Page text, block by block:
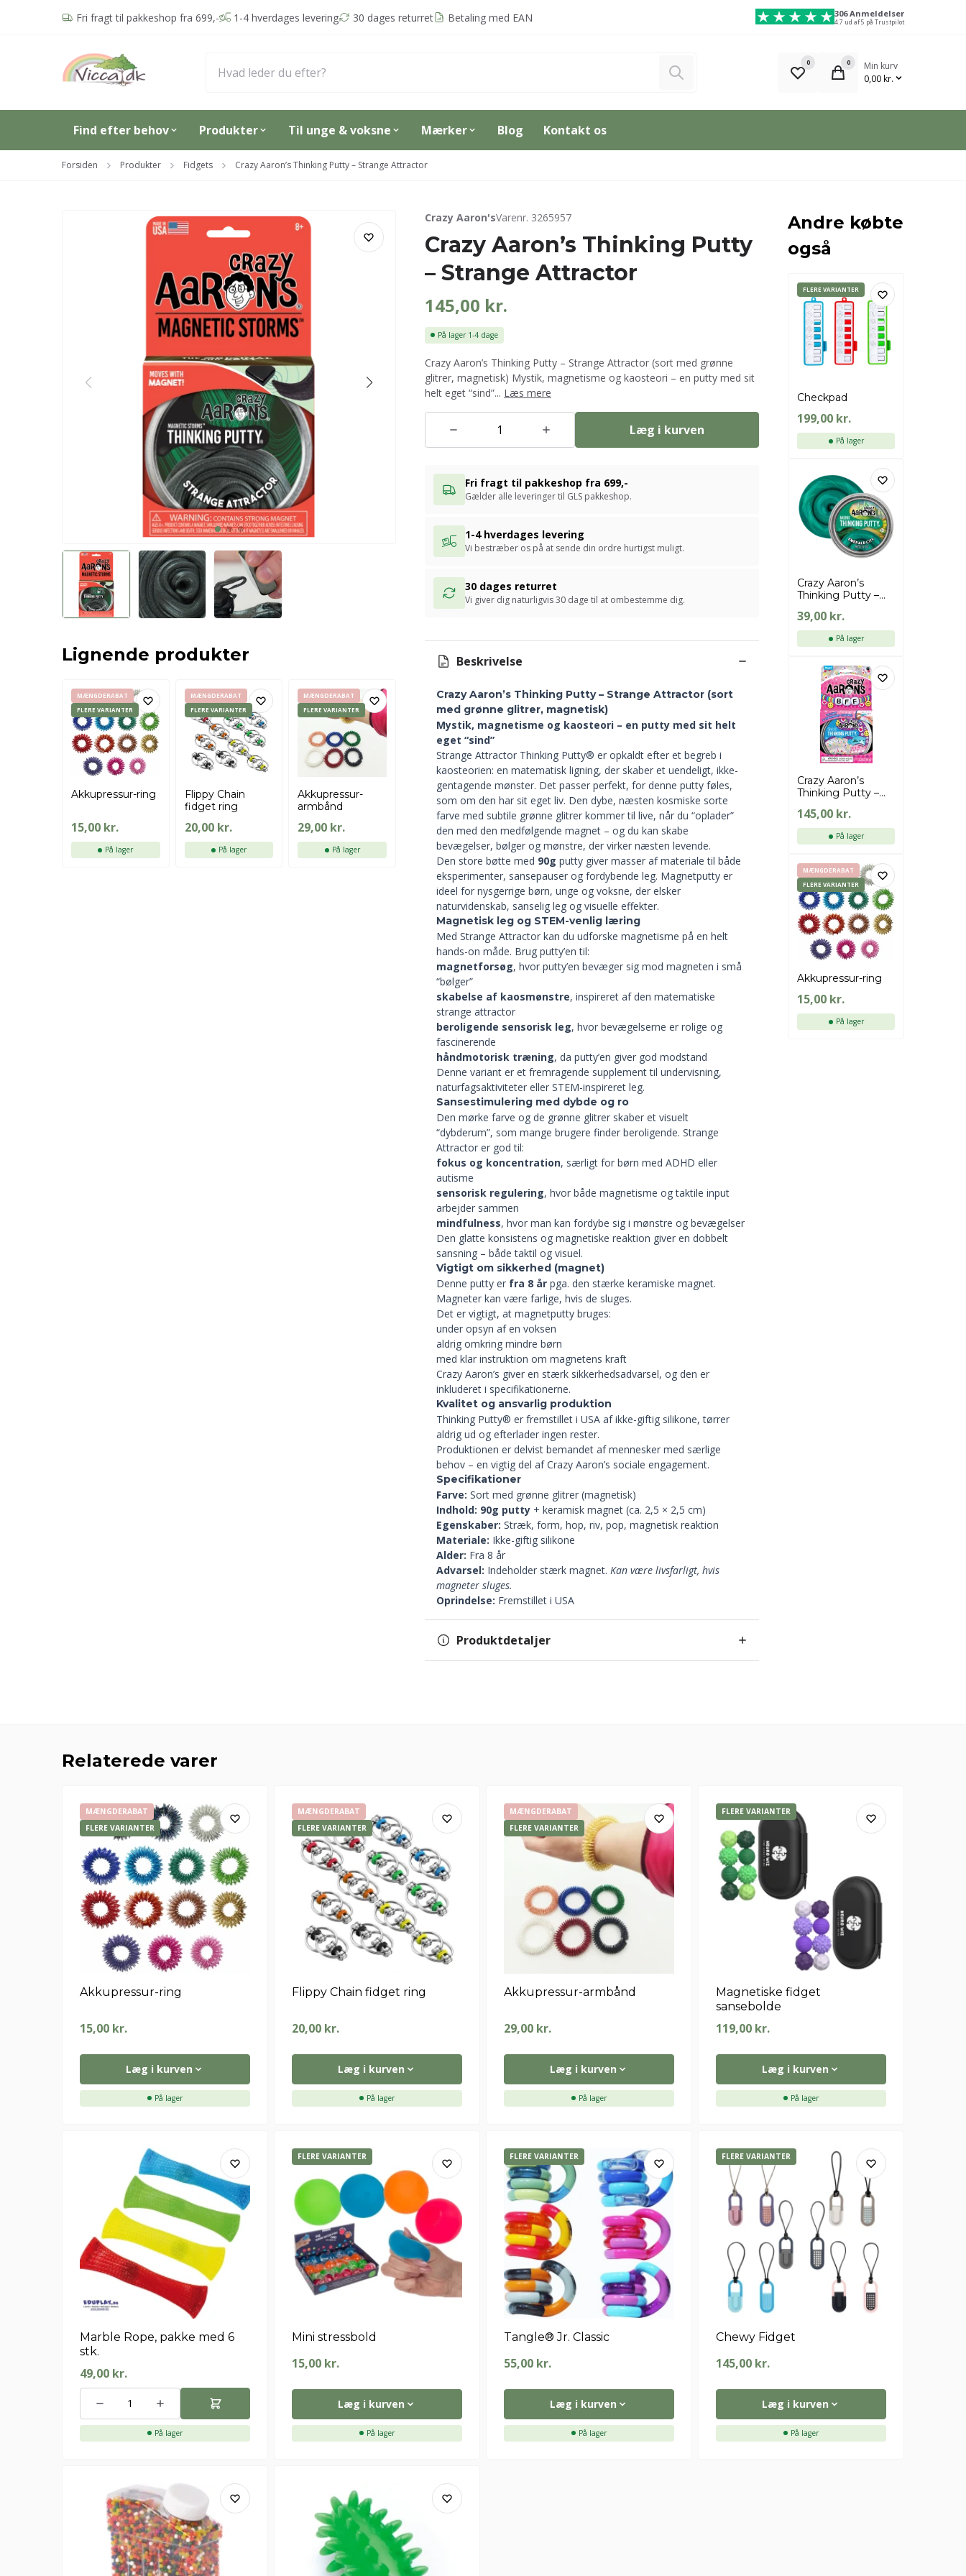
Fri fragt til pakkeshop fra 699,- 1-4 hverdages levering 30 dages returret Betaling med EAN 306 Anmeldelser
4.7 ud af 5 på Trustpilot
Søg
0 0
Min kurv
0,00 kr.
Find efter behov Produkter Til unge & voksne Mærker Blog Kontakt os
Forsiden Produkter Fidgets Crazy Aaron’s Thinking Putty – Strange Attractor
Lignende produkter
MÆNGDERABAT
FLERE VARIANTER
Akkupressur-ring
15,00 kr.
På lager
MÆNGDERABAT
FLERE VARIANTER
Flippy Chain
fidget ring
20,00 kr.
På lager
MÆNGDERABAT
FLERE VARIANTER
Akkupressur-
armbånd
29,00 kr.
På lager
Crazy Aaron'sVarenr. 3265957
Crazy Aaron’s Thinking Putty
– Strange Attractor
145,00 kr.
På lager 1-4 dage
Crazy Aaron’s Thinking Putty – Strange Attractor (sort med grønne
glitrer, magnetisk) Mystik, magnetisme og kaosteori – en putty med sit
helt eget “sind”... Læs mere
Læg i kurven
Fri fragt til pakkeshop fra 699,-
Gælder alle leveringer til GLS pakkeshop.
1-4 hverdages levering
Vi bestræber os på at sende din ordre hurtigst muligt.
30 dages returret
Vi giver dig naturligvis 30 dage til at ombestemme dig.
Beskrivelse
Crazy Aaron’s Thinking Putty – Strange Attractor (sort
med grønne glitrer, magnetisk)
Mystik, magnetisme og kaosteori – en putty med sit helt
eget “sind”
Strange Attractor Thinking Putty® er opkaldt efter et begreb i
kaosteorien: en matematisk ligning, der skaber et uendeligt, ikke-
gentagende mønster. Det passer perfekt, for denne putty føles,
som om den har sit eget liv. Den dybe, næsten kosmiske sorte
farve med subtile grønne glitrer kommer til live, når du “oplader”
den med den medfølgende magnet – og du kan skabe
bevægelser, bølger og mønstre, der virker næsten levende.
Den store bøtte med 90g putty giver masser af materiale til både
eksperimenter, sansepauser og fordybende leg. Magnetputty er
ideel for nysgerrige børn, unge og voksne, der elsker
naturvidenskab, sanselig leg og visuelle effekter.
Magnetisk leg og STEM-venlig læring
Med Strange Attractor kan du udforske magnetisme på en helt
hands-on måde. Brug putty’en til:
magnetforsøg, hvor putty’en bevæger sig mod magneten i små
“bølger”
skabelse af kaosmønstre, inspireret af den matematiske
strange attractor
beroligende sensorisk leg, hvor bevægelserne er rolige og
fascinerende
håndmotorisk træning, da putty’en giver god modstand
Denne variant er et fremragende supplement til undervisning,
naturfagsaktiviteter eller STEM-inspireret leg.
Sansestimulering med dybde og ro
Den mørke farve og de grønne glitrer skaber et visuelt
“dybderum”, som mange brugere finder beroligende. Strange
Attractor er god til:
fokus og koncentration, særligt for børn med ADHD eller
autisme
sensorisk regulering, hvor både magnetisme og taktile input
arbejder sammen
mindfulness, hvor man kan fordybe sig i mønstre og bevægelser
Den glatte konsistens og magnetiske reaktion giver en dobbelt
sansning – både taktil og visuel.
Vigtigt om sikkerhed (magnet)
Denne putty er fra 8 år pga. den stærke keramiske magnet.
Magneter kan være farlige, hvis de sluges.
Det er vigtigt, at magnetputty bruges:
under opsyn af en voksen
aldrig omkring mindre børn
med klar instruktion om magnetens kraft
Crazy Aaron’s giver en stærk sikkerhedsadvarsel, og den er
inkluderet i specifikationerne.
Kvalitet og ansvarlig produktion
Thinking Putty® er fremstillet i USA af ikke-giftig silikone, tørrer
aldrig ud og efterlader ingen rester.
Produktionen er delvist bemandet af mennesker med særlige
behov – en vigtig del af Crazy Aaron’s sociale engagement.
Specifikationer
Farve: Sort med grønne glitrer (magnetisk)
Indhold: 90g putty + keramisk magnet (ca. 2,5 × 2,5 cm)
Egenskaber: Stræk, form, hop, riv, pop, magnetisk reaktion
Materiale: Ikke-giftig silikone
Alder: Fra 8 år
Advarsel: Indeholder stærk magnet. Kan være livsfarligt, hvis
magneter sluges.
Oprindelse: Fremstillet i USA
Produktdetaljer
Andre købte
også
FLERE VARIANTER
Checkpad
199,00 kr.
På lager
Crazy Aaron’s
Thinking Putty –
39,00 kr.
På lager
Crazy Aaron’s
Thinking Putty –
145,00 kr.
På lager
MÆNGDERABAT
FLERE VARIANTER
Akkupressur-ring
15,00 kr.
På lager
Relaterede varer
MÆNGDERABAT
FLERE VARIANTER
Akkupressur-ring
15,00 kr.
Læg i kurven
På lager
MÆNGDERABAT
FLERE VARIANTER
Flippy Chain fidget ring
20,00 kr.
Læg i kurven
På lager
MÆNGDERABAT
FLERE VARIANTER
Akkupressur-armbånd
29,00 kr.
Læg i kurven
På lager
FLERE VARIANTER
Magnetiske fidget
sansebolde
119,00 kr.
Læg i kurven
På lager
Marble Rope, pakke med 6
stk.
49,00 kr.
På lager
FLERE VARIANTER
Mini stressbold
15,00 kr.
Læg i kurven
På lager
FLERE VARIANTER
Tangle® Jr. Classic
55,00 kr.
Læg i kurven
På lager
FLERE VARIANTER
Chewy Fidget
145,00 kr.
Læg i kurven
På lager
Få 10% rabat på din første ordre
Glæd dig også til lækre nyheder og faglige godbidder om alt fra sansestimulering til
(Du kan altid trække dit samtykke tilbage.